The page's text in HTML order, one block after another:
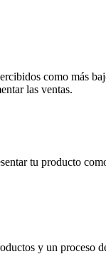
como más
las ventas.
tu producto
y un proceso